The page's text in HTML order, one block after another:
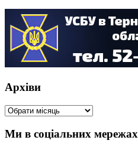
Архіви
Архіви
Ми в соціальних мережах